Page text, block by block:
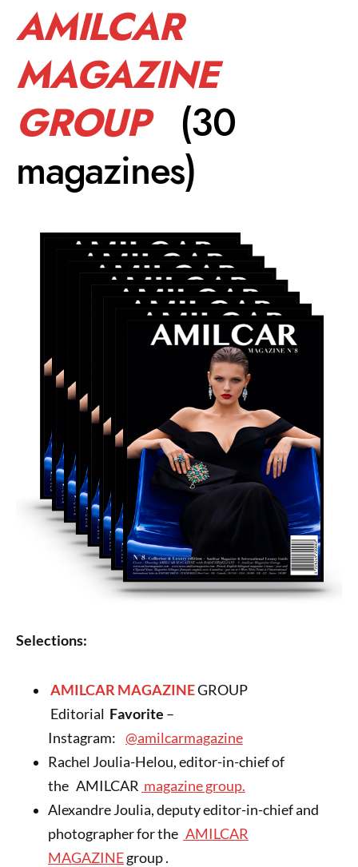
AMILCAR
MAGAZINE
GROUP
(30
magazines)
Selections:
AMILCAR MAGAZINEGROUP
Editorial Favorite –
Instagram: @amilcarmagazine
Rachel Joulia-Helou, editor-in-chief of
the AMILCAR magazine group.
Alexandre Joulia, deputy editor-in-chief and
photographer for the AMILCAR
MAGAZINEgroup .